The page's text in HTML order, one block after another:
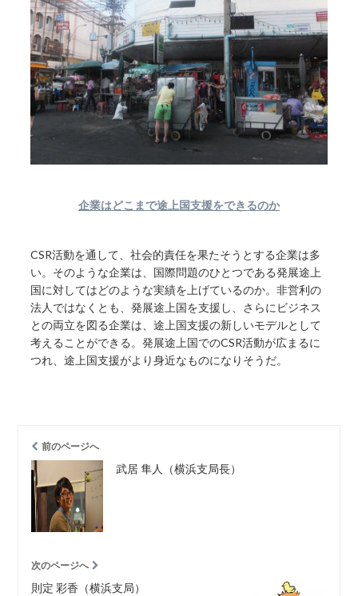
企業はどこまで途上国支援をできるのか
CSR活動を通して、社会的責任を果たそうとする企業は多
い。そのような企業は、国際問題のひとつである発展途上
国に対してはどのような実績を上げているのか。非営利の
法人ではなくとも、発展途上国を支援し、さらにビジネス
との両立を図る企業は、途上国支援の新しいモデルとして
考えることができる。発展途上国でのCSR活動が広まるに
つれ、途上国支援がより身近なものになりそうだ。
前のページへ
武居 隼人（横浜支局長）
次のページへ
則定 彩香（横浜支局）